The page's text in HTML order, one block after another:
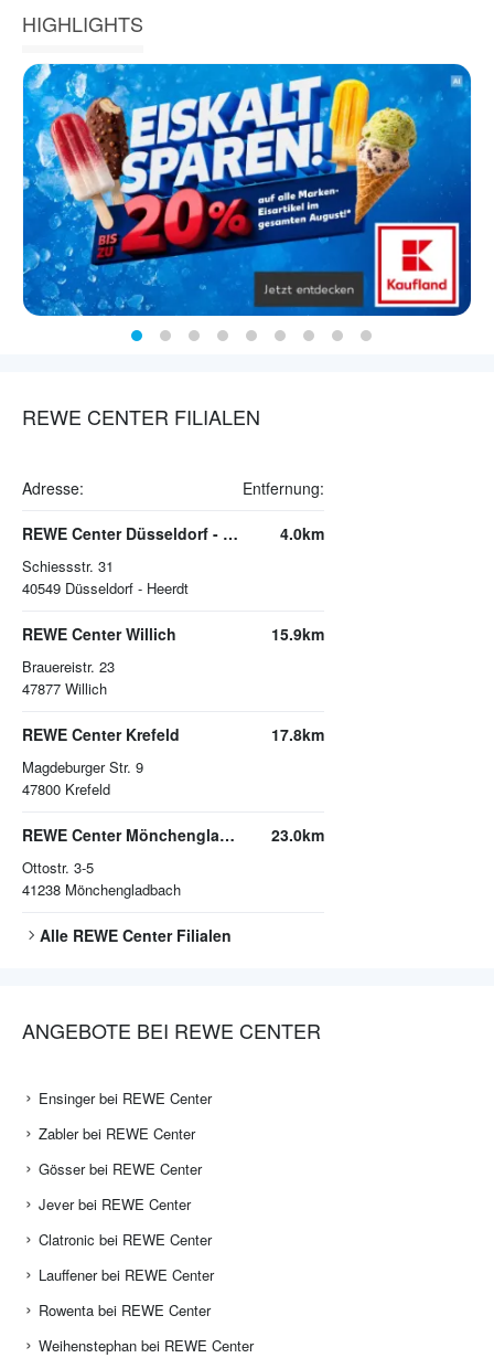
HIGHLIGHTS
REWE CENTER FILIALEN
Adresse: Entfernung:
REWE Center Düsseldorf - Heerdt
Schiessstr. 31
40549 Düsseldorf - Heerdt
4.0km
REWE Center Willich
Brauereistr. 23
47877 Willich
15.9km
REWE Center Krefeld
Magdeburger Str. 9
47800 Krefeld
17.8km
REWE Center Mönchengladbach
Ottostr. 3-5
41238 Mönchengladbach
23.0km
Alle REWE CenterFilialen
ANGEBOTE BEI REWE CENTER
Ensinger bei REWE Center
Zabler bei REWE Center
Gösser bei REWE Center
Jever bei REWE Center
Clatronic bei REWE Center
Lauffener bei REWE Center
Rowenta bei REWE Center
Weihenstephan bei REWE Center